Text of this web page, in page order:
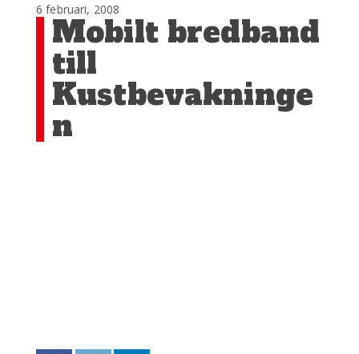
6 februari, 2008
Mobilt bredband
till
Kustbevakninge
n